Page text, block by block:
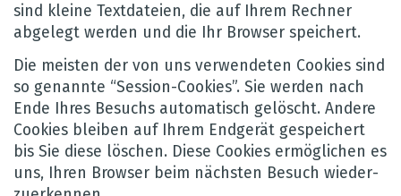
sind kleine Text­da­teien, die auf Ihrem Rech­ner
abge­legt wer­den und die Ihr Brow­ser spei­chert.
Die meis­ten der von uns ver­wen­de­ten Coo­kies sind
so genannte “Ses­sion-Coo­kies”. Sie wer­den nach
Ende Ihres Besuchs auto­ma­tisch gelöscht. Andere
Coo­kies blei­ben auf Ihrem End­ge­rät gespei­chert
bis Sie diese löschen. Diese Coo­kies ermög­li­chen es
uns, Ihren Brow­ser beim nächs­ten Besuch wie­der­